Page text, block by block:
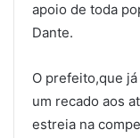
apoio de toda
Dante.
O prefeito,que
um recado aos
estreia na